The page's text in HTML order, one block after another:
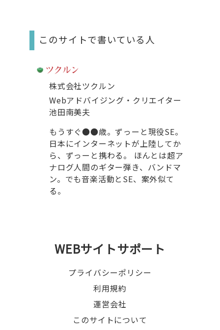
このサイトで書いている人
株式会社ツクルン
Webアドバイジング・クリエイター
池田南美夫
もうすぐ●●歳。ずっーと現役SE。
日本にインターネットが上陸してか
ら、ずっーと携わる。 ほんとは超ア
ナログ人間のギター弾き、バンドマ
ン。でも音楽活動とSE、案外似て
る。
WEBサイトサポート
プライバシーポリシー
利用規約
運営会社
このサイトについて